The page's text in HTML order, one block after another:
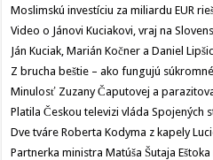
Moslimskú investíciu za miliardu EUR
Video o Jánovi Kuciakovi, vraj na
Ján Kuciak, Marián Kočner a Daniel
Z brucha beštie – ako fungujú
Minulosť Zuzany Čaputovej a
Platila Českou televizi vláda Spojených
Dve tváre Roberta Kodyma z kapely
Partnerka ministra Matúša Šutaja